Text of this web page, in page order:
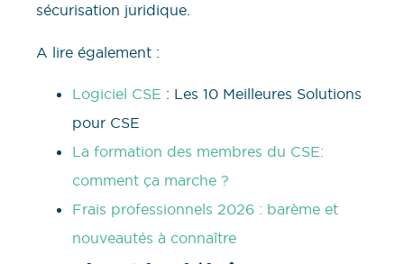
sécurisation juridique.
A lire également :
Logiciel CSE : Les 10 Meilleures Solutions
pour CSE
La formation des membres du CSE:
comment ça marche ?
Frais professionnels 2026 : barème et
nouveautés à connaître